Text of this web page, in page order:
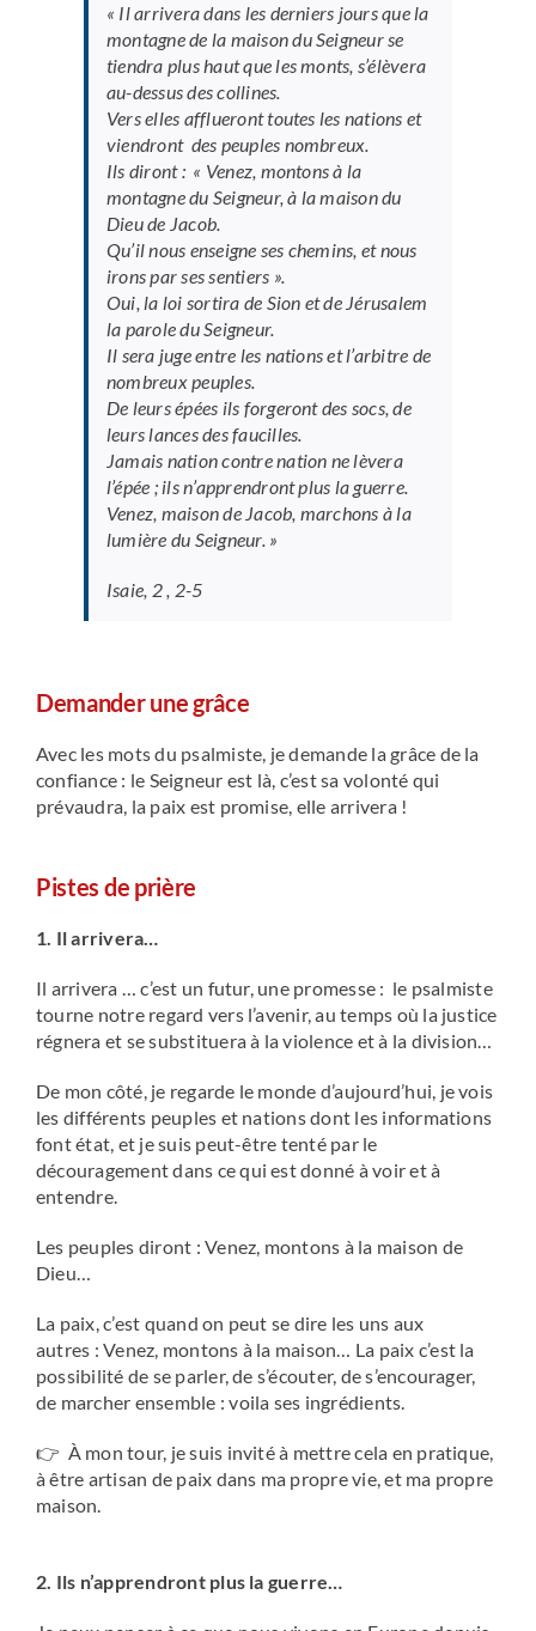
« Il arrivera dans les derniers jours que la
montagne de la maison du Seigneur se
tiendra plus haut que les monts, s’élèvera
au-dessus des collines.
Vers elles afflueront toutes les nations et
viendront des peuples nombreux.
Ils diront : « Venez, montons à la
montagne du Seigneur, à la maison du
Dieu de Jacob.
Qu’il nous enseigne ses chemins, et nous
irons par ses sentiers ».
Oui, la loi sortira de Sion et de Jérusalem
la parole du Seigneur.
Il sera juge entre les nations et l’arbitre de
nombreux peuples.
De leurs épées ils forgeront des socs, de
leurs lances des faucilles.
Jamais nation contre nation ne lèvera
l’épée ; ils n’apprendront plus la guerre.
Venez, maison de Jacob, marchons à la
lumière du Seigneur. »
Isaie, 2 , 2-5
Demander une grâce
Avec les mots du psalmiste, je demande la grâce de la
confiance : le Seigneur est là, c’est sa volonté qui
prévaudra, la paix est promise, elle arrivera !
Pistes de prière
1. Il arrivera…
Il arrivera … c’est un futur, une promesse : le psalmiste
tourne notre regard vers l’avenir, au temps où la justice
régnera et se substituera à la violence et à la division…
De mon côté, je regarde le monde d’aujourd’hui, je vois
les différents peuples et nations dont les informations
font état, et je suis peut-être tenté par le
découragement dans ce qui est donné à voir et à
entendre.
Les peuples diront : Venez, montons à la maison de
Dieu…
La paix, c’est quand on peut se dire les uns aux
autres : Venez, montons à la maison… La paix c’est la
possibilité de se parler, de s’écouter, de s’encourager,
de marcher ensemble : voila ses ingrédients.
👉 À mon tour, je suis invité à mettre cela en pratique,
à être artisan de paix dans ma propre vie, et ma propre
maison.
2. Ils n’apprendront plus la guerre…